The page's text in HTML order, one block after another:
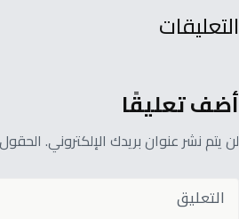
التعليقات
أضف تعليقًا
لن يتم نشر عنوان بريدك الإلكتروني.